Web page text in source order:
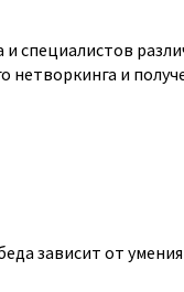
и специалистов
и
зависит от